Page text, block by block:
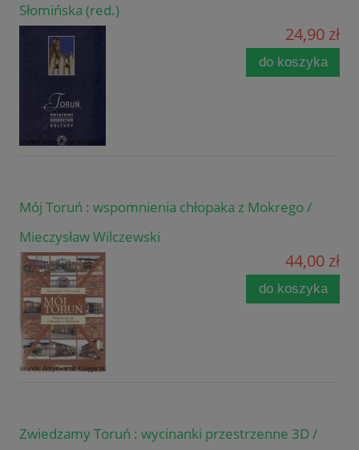
Słomińska (red.)
24,90 zł
do koszyka
Mój Toruń : wspomnienia chłopaka z Mokrego /
Mieczysław Wilczewski
44,00 zł
do koszyka
Zwiedzamy Toruń : wycinanki przestrzenne 3D /